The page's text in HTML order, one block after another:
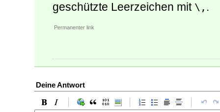
geschützte Leerzeichen mit \, .
Permanenter link
Deine Antwort